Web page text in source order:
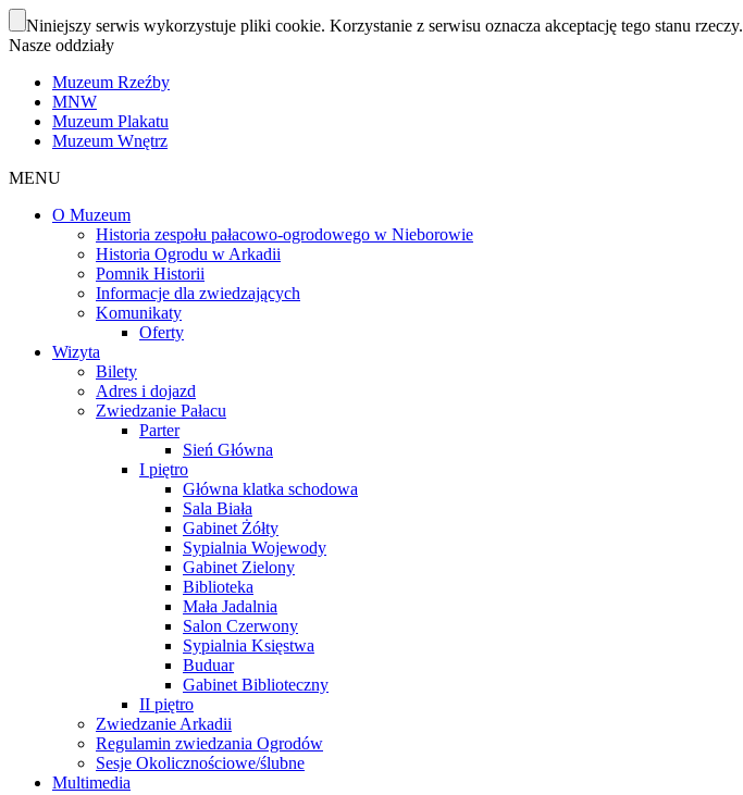
Niniejszy serwis wykorzystuje pliki cookie. Korzystanie z serwisu oznacza akceptację tego stanu rzeczy.
Nasze oddziały
Muzeum Rzeźby
MNW
Muzeum Plakatu
Muzeum Wnętrz
MENU
O Muzeum
Historia zespołu pałacowo-ogrodowego w Nieborowie
Historia Ogrodu w Arkadii
Pomnik Historii
Informacje dla zwiedzających
Komunikaty
Oferty
Wizyta
Bilety
Adres i dojazd
Zwiedzanie Pałacu
Parter
Sień Główna
I piętro
Główna klatka schodowa
Sala Biała
Gabinet Żółty
Sypialnia Wojewody
Gabinet Zielony
Biblioteka
Mała Jadalnia
Salon Czerwony
Sypialnia Księstwa
Buduar
Gabinet Biblioteczny
II piętro
Zwiedzanie Arkadii
Regulamin zwiedzania Ogrodów
Sesje Okolicznościowe/ślubne
Multimedia